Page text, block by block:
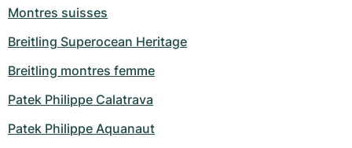
Milgauss
Yacht-Master
Yacht-Master II
Montres pour femmes
Ronde
Crash
Pasha
Professional
Transocean
Cockpit
Formula 1
Montres d'occasion
Montres pour femmes
Portofino
Da Vinci
Aquatimer
Spirit of Big Bang
Montres d'occasion
Montres suisses
Breitling Superocean Heritage
Breitling montres femme
Patek Philippe Calatrava
Patek Philippe Aquanaut